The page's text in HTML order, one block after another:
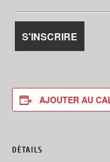
AJOUTER AU
DÉTAILS